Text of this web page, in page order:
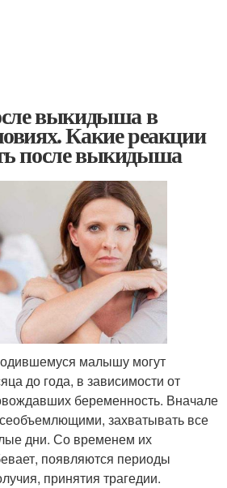
выкидыша в
Какие реакции
после выкидыша
малышу могут
до года, в зависимости от
беременность. Вначале
захватывать все
дни. Со временем их
появляются периоды
принятия трагедии.